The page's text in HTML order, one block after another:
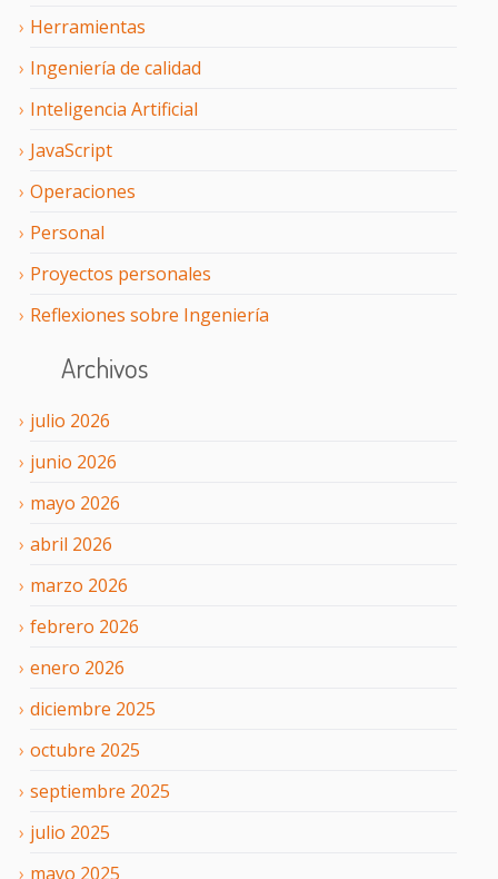
Herramientas
Ingeniería de calidad
Inteligencia Artificial
JavaScript
Operaciones
Personal
Proyectos personales
Reflexiones sobre Ingeniería
Archivos
julio 2026
junio 2026
mayo 2026
abril 2026
marzo 2026
febrero 2026
enero 2026
diciembre 2025
octubre 2025
septiembre 2025
julio 2025
mayo 2025